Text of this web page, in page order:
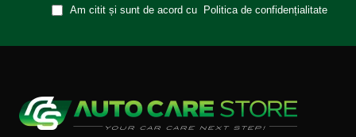
Am citit și sunt de acord cu Politica de confidențialitate